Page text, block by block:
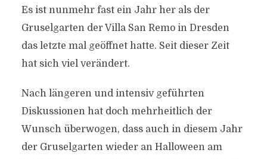
Es ist nunmehr fast ein Jahr her als der
Gruselgarten der Villa San Remo in Dresden
das letzte mal geöffnet hatte. Seit dieser Zeit
hat sich viel verändert.
Nach längeren und intensiv geführten
Diskussionen hat doch mehrheitlich der
Wunsch überwogen, dass auch in diesem Jahr
der Gruselgarten wieder an Halloween am